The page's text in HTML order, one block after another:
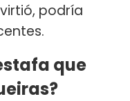
podría
que